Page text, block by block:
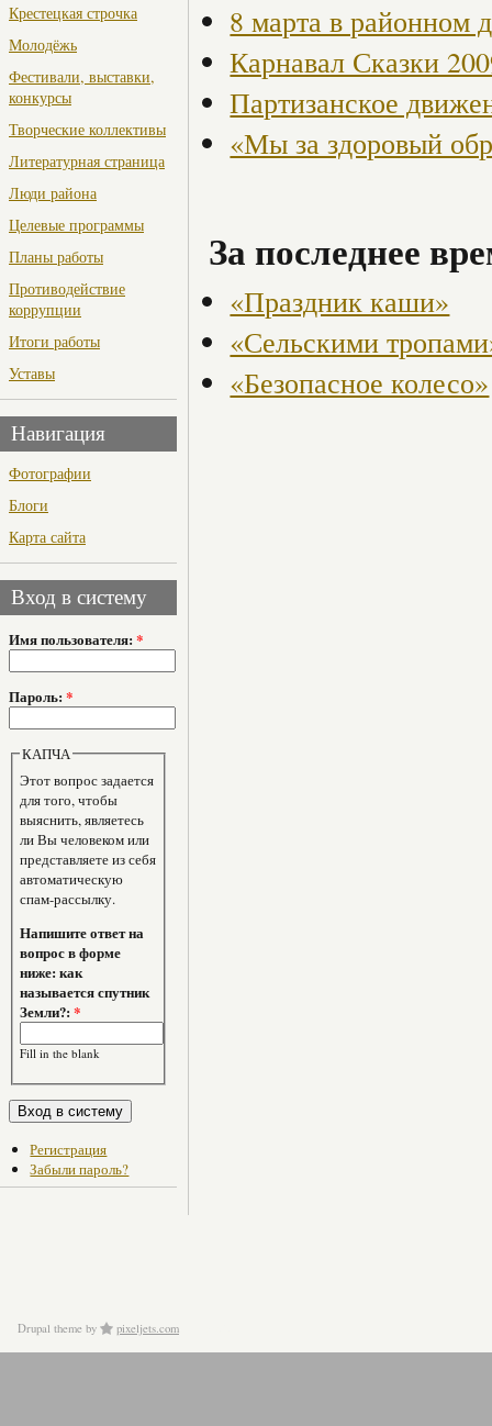
Крестецкая строчка
Молодёжь
Фестивали, выставки,
конкурсы
Творческие коллективы
Литературная страница
Люди района
Целевые программы
Планы работы
Противодействие
коррупции
Итоги работы
Уставы
Навигация
Фотографии
Блоги
Карта сайта
Вход в систему
Имя пользователя: *
Пароль: *
КАПЧА
Этот вопрос задается
для того, чтобы
выяснить, являетесь
ли Вы человеком или
представляете из себя
автоматическую
спам-рассылку.
Напишите ответ на
вопрос в форме
ниже: как
называется спутник
Земли?:*
Fill in the blank
Регистрация
Забыли пароль?
8 марта в районном
Карнавал Сказки
Партизанское
«Мы за здоровый
За последнее
«Праздник каши»
«Сельскими
«Безопасное колесо»
Drupal theme by pixeljets.com